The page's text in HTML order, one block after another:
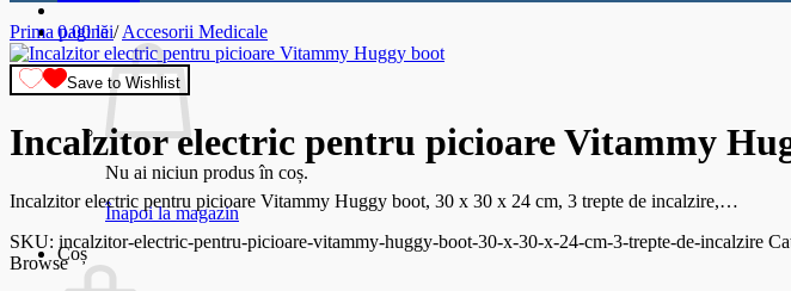
0.00lei
Nu ai niciun produs în coș.
Înapoi la magazin
Coș
Prima pagină / Accesorii Medicale
Save to Wishlist
Incalzitor electric pentru picioare Vitammy
Incalzitor electric pentru picioare Vitammy Huggy boot, 30 x 30 x 24 cm, 3 trepte de incalzire,…
SKU: incalzitor-electric-pentru-picioare-vitammy-huggy-boot-30-x-30-x-24-cm-3-trepte-de-incalzire
Browse